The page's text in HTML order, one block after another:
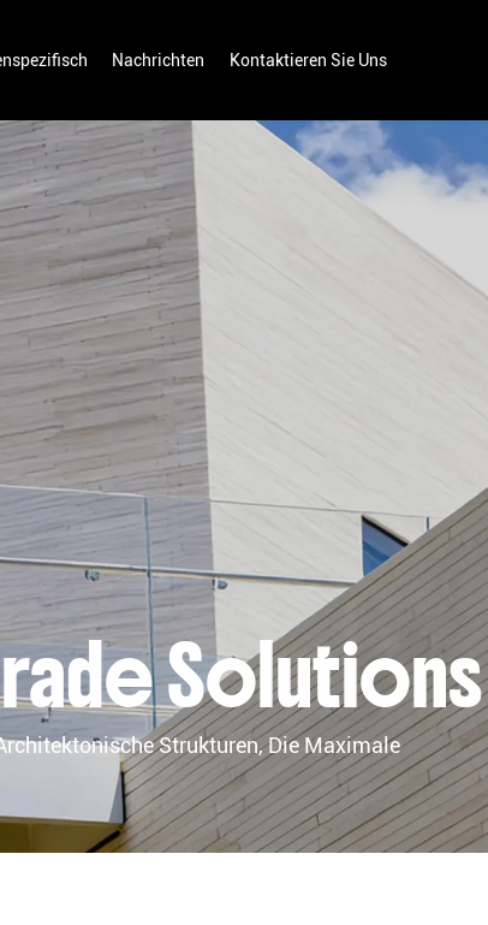
Nachrichten Kontaktieren Sie Uns
Solutions
Strukturen, Die Maximale